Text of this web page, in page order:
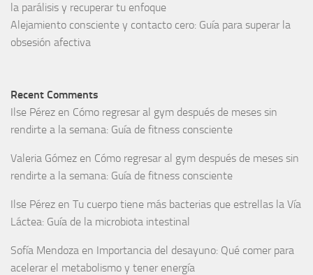
la parálisis y recuperar tu enfoque
Alejamiento consciente y contacto cero: Guía para superar la
obsesión afectiva
Recent Comments
Ilse Pérez en Cómo regresar al gym después de meses sin
rendirte a la semana: Guía de fitness consciente
Valeria Gómez en Cómo regresar al gym después de meses sin
rendirte a la semana: Guía de fitness consciente
Ilse Pérez en Tu cuerpo tiene más bacterias que estrellas la Vía
Láctea: Guía de la microbiota intestinal
Sofía Mendoza en Importancia del desayuno: Qué comer para
acelerar el metabolismo y tener energía